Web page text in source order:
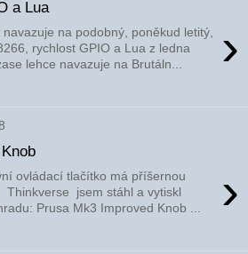
a Lua
›
navazuje na podobný, poněkud letitý,
rychlost GPIO a Lua z ledna
lehce navazuje na Brutáln...
›
ovládací tlačítko má příšernou
Thinkverse jsem stáhl a vytiskl
Prusa Mk3 Improved Knob ...